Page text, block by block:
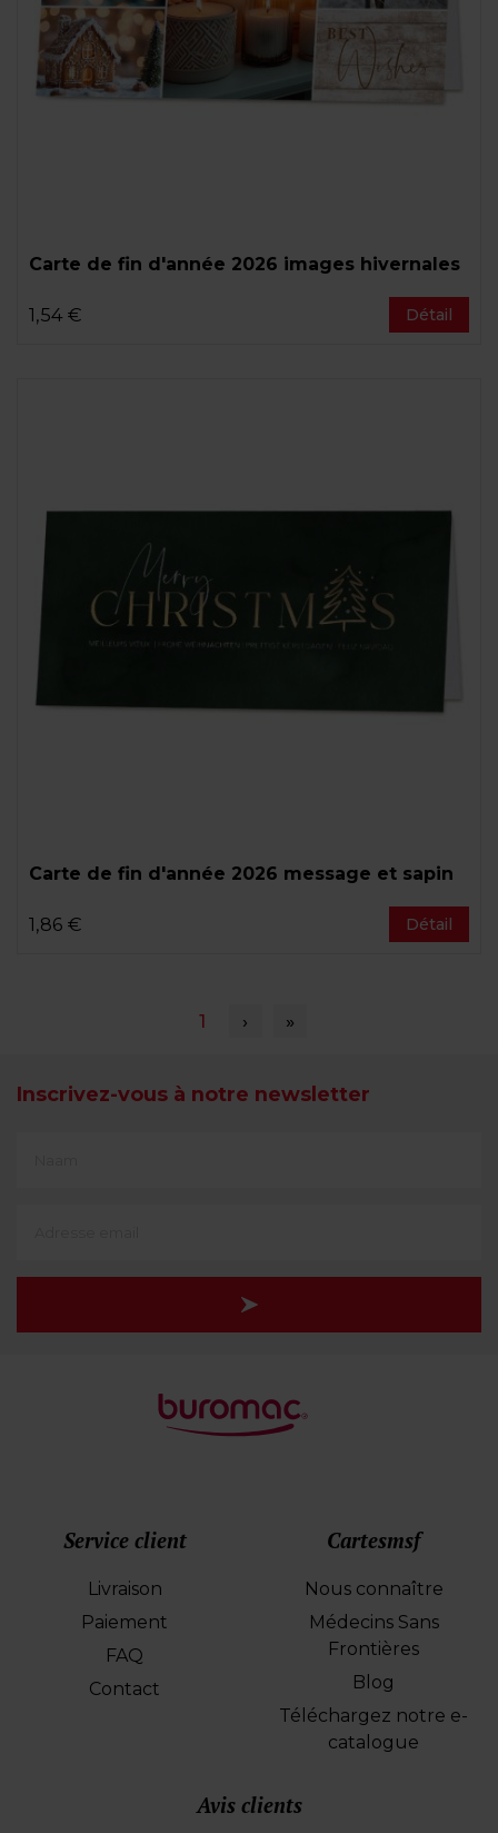
Carte de fin d'année 2026 images hivernales
1,54 € Détail
Carte de fin d'année 2026 message et sapin
1,86 € Détail
Page
1
Page
›
Dernière
»
Inscrivez-vous à notre newsletter
Service client
Livraison
Paiement
FAQ
Contact
Cartesmsf
Nous connaître
Médecins Sans
Frontières
Blog
Téléchargez notre e-
catalogue
Avis clients